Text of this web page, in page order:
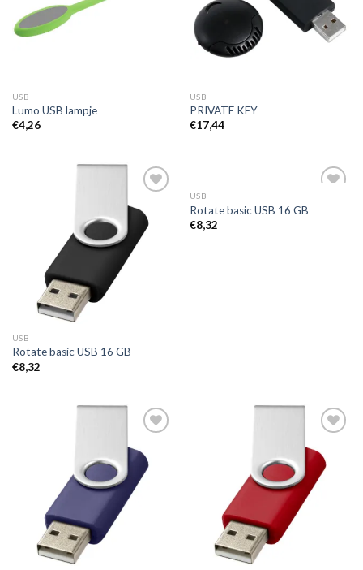
USB
Lumo USB lampje
€4,26
USB
PRIVATE KEY
€17,44
aan
wenslijst
USB
Rotate basic USB 16 GB
€8,32
USB
Rotate basic USB 16 GB
€8,32
Toevoegen
aan
wenslijst
Toevoegen
aan
wenslijst